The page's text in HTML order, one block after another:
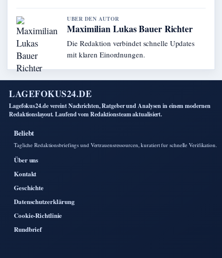
UBER DEN AUTOR
Maximilian Lukas Bauer Richter
Die Redaktion verbindet schnelle Updates
mit klaren Einordnungen.
LAGEFOKUS24.DE
Lagefokus24.de vereint Nachrichten, Ratgeber und Analysen in einem modernen
Redaktionslayout. Laufend vom Redaktionsteam aktualisiert.
Beliebt
Tagliche Redaktionsbriefings und Vertrauensressourcen, kuratiert fur schnelle Verifikation.
Über uns
Kontakt
Geschichte
Datenschutzerklärung
Cookie-Richtlinie
Rundbrief